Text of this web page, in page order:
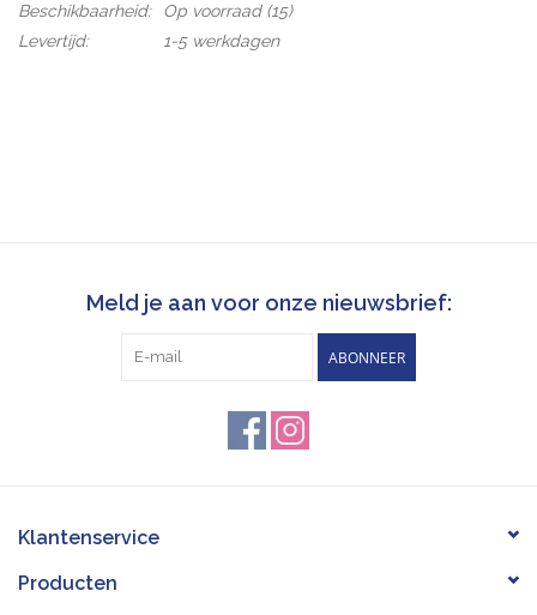
Beschikbaarheid: Op voorraad(15)
Levertijd:
1-5 werkdagen
Meld je aan voor onze nieuwsbrief:
ABONNEER
Klantenservice
Producten